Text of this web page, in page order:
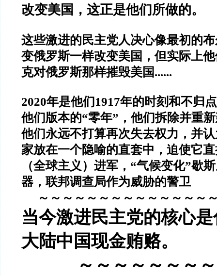
改变美国，这正是他们所做的。
这些激进的民主党人决心像最初的
变俄罗斯一样改变美国，但实际上
克对俄罗斯那样摧毁美国......
2020年是他们 1917年的时刻和不归
他们版本的“零年” ，他们拆除并重
他们永远不打算再次失去权力，并
家放在一个隐喻的直套中，迫使它
（全球主义）进军， “气候变化”歇
器，联邦调查局作为威胁的警卫
～～～～～～～～～～～～～～
当今激进民主党的核心
大陆中国现金贿赂。
～～～～～～～